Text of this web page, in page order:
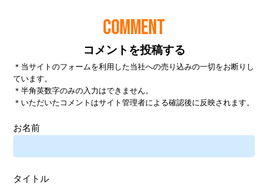
COMMENT
コメントを投稿する
＊当サイトのフォームを利用した当社への売り込みの一切をお断りし
ています。
＊半角英数字のみの入力はできません。
＊いただいたコメントはサイト管理者による確認後に反映されます。
お名前
タイトル